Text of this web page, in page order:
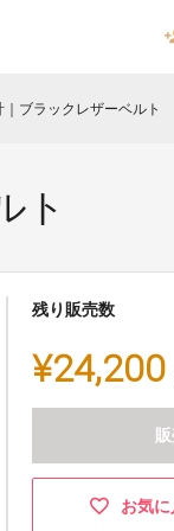
ブラックレザーベルト
ト
残り販売数
¥24,200
お気